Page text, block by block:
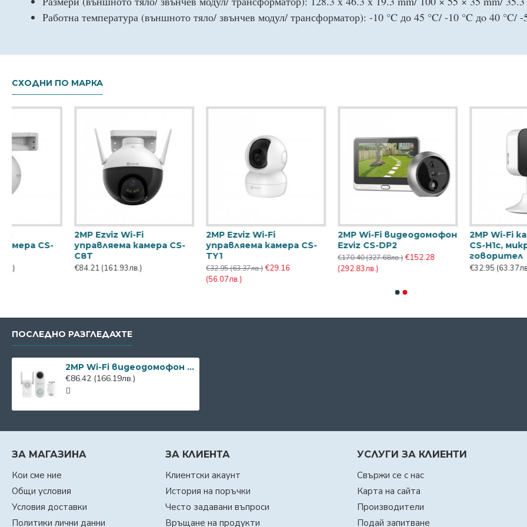
Работна температура (външното тяло/ звънчев модул/ трансформатор): -10 °C до 45 °C/ -10 °C дo 40 °C/ -
СХОДНИ ПО МАРКА
2MP Wi-Fi камера Ezviz
CS-H1c, микрофон +
говорител
€32.95(63.37лв.)
2MP Wi-Fi камера
EzvizCS-C1C-B, микрофон
+ говорител
€34.32(66.00лв.)
3 обектива по 4MP Wi-Fi
IP управляема камера
Ezviz CS-H80f
(4MP+4MP+4MP)
3MP Ezviz
CS-H4
€70.80
ПОСЛЕДНО РАЗГЛЕДАХТЕ
2MP Wi-Fi видеодомофон Ezviz CS-BD-DB1C
€86.42 (166.19лв.)
ЗА МАГАЗИНА
Кои сме ние
Общи условия
Условия доставки
Политики лични данни
ЗА КЛИЕНТА
Клиентски акаунт
История на поръчки
Често задавани въпроси
Връщане на продукти
УСЛУГИ ЗА КЛИЕНТИ
Свържи се с нас
Карта на сайта
Производители
Подай запитване